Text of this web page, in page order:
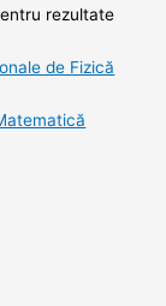
rezultate
de Fizică